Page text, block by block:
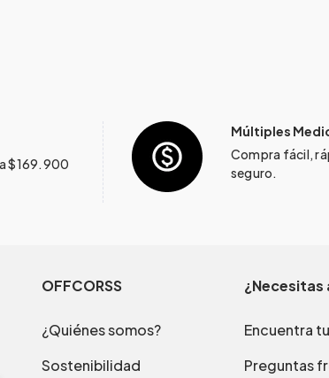
$169.900
Múltiples
Compra fácil,
seguro.
OFFCORSS
¿Quiénes somos?
Sostenibilidad
¿Necesitas
Encuentra
Preguntas